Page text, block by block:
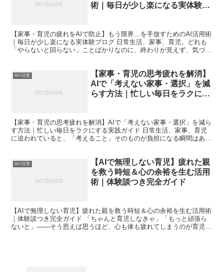
術｜毎日が少し楽になる実体験ブ
【家事・育児の疲れをAIで防止】もう限界…を手放すためのAI活用術
｜毎日が少し楽になる実体験ブログ 日常生活、家事、育児。どれも
「やらないと回らない」ことばかりなのに、終わりが見えず、気づけ
AI×日常
【家事・育児の思考疲れを解消】
AIで「考えない家事・選択」を減
らす方法｜忙しい毎日をラクにす
【家事・育児の思考疲れを解消】AIで「考えない家事・選択」を減ら
す方法｜忙しい毎日をラクにする実践ガイド 日常生活、家事、育児
に追われていると、「考えること」そのものが負担になる瞬間はあり
AI×日常
【AIで無理しない育児】疲れた親
を救う時短＆心の余裕を生む活用
術｜体験談つき完全ガイド
【AIで無理しない育児】疲れた親を救う時短＆心の余裕を生む活用術
｜体験談つき完全ガイド 「ちゃんと育児しなきゃ」「もっと頑張ら
ないと」——そう思えば思うほど、心も体も疲れてしまうのが育児で